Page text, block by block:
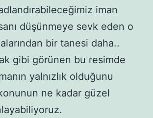
iman
düşünmeye sevk eden o
bir tanesi daha..
gibi görünen bu resimde
yalnızlık olduğunu
ne kadar güzel